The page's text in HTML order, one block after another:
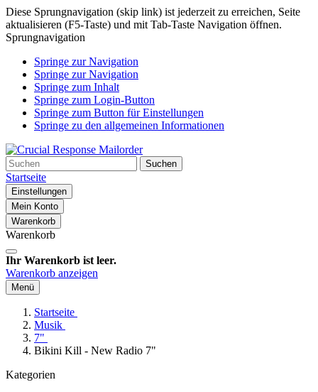
Diese Sprungnavigation (skip link) ist jederzeit zu erreichen, Seite
aktualisieren (F5-Taste) und mit Tab-Taste Navigation öffnen.
Sprungnavigation
Springe zur Navigation
Springe zur Navigation
Springe zum Inhalt
Springe zum Login-Button
Springe zum Button für Einstellungen
Springe zu den allgemeinen Informationen
Suchen
Startseite
Einstellungen
Mein Konto
Warenkorb
Warenkorb
Ihr Warenkorb ist leer.
Warenkorb anzeigen
Menü
Startseite
Musik
7"
Bikini Kill - New Radio 7"
Kategorien